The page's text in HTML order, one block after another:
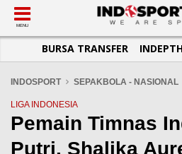
SUB-MENU
SEPAKBOLA
LIGA INGGRIS
LIGA ITALIA
SUB-MENU
SPORTAINMENT
SUB-MENU
OTOMOTIF
OTOMANIA
SUB-MENU
BASKET
FUTSAL
OLIMPIK
SUB-MENU
JADWAL
SUB-MENU
TOPIK HARI INI
INFOGRAFIS
GALERI FOTO
MENU
BURSA TRANSFER
INDOSPORT SEPAKBOLA - NASIONAL
LIGA INDONESIA
Pemain Timnas
Putri, Shalika